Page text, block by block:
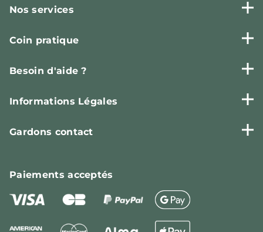
Nos services
Coin pratique
Besoin d'aide ?
Informations Légales
Gardons contact
Paiementsacceptés